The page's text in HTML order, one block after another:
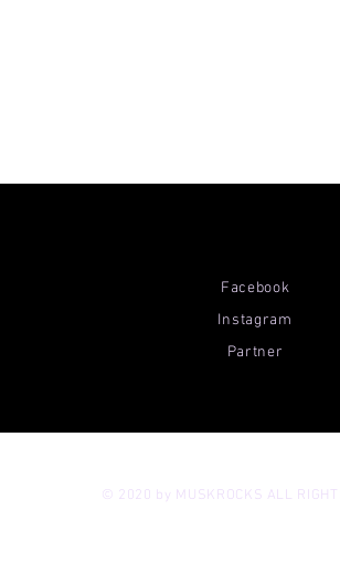
Facebook
Instagram
Partner
© 2020 by MUSKROCKS ALL